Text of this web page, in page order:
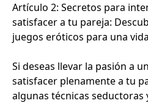
Artículo 2: Secretos para
satisfacer a tu pareja:
juegos eróticos para una
Si deseas llevar la pasión a
satisfacer plenamente a tu
algunas técnicas